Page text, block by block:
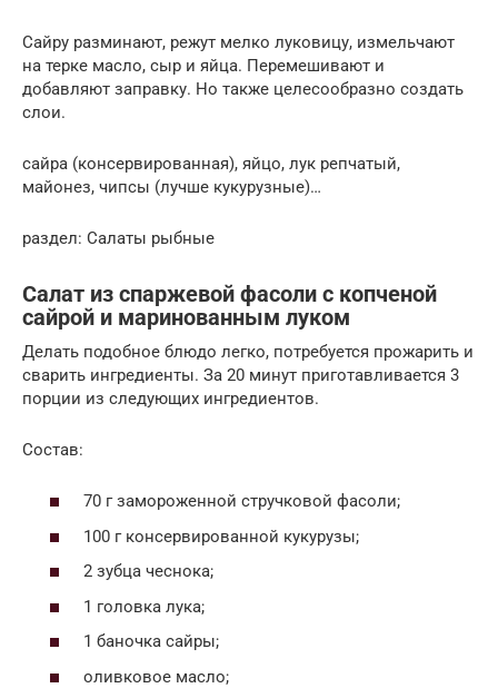
Сайру разминают, режут мелко луковицу, измельчают
на терке масло, сыр и яйца. Перемешивают и
добавляют заправку. Но также целесообразно создать
слои.
сайра (консервированная), яйцо, лук репчатый,
майонез, чипсы (лучше кукурузные)…
раздел: Салаты рыбные
Салат из спаржевой фасоли с копченой
сайрой и маринованным луком
Делать подобное блюдо легко, потребуется прожарить и
сварить ингредиенты. За 20 минут приготавливается 3
порции из следующих ингредиентов.
Состав:
70 г замороженной стручковой фасоли;
100 г консервированной кукурузы;
2 зубца чеснока;
1 головка лука;
1 баночка сайры;
оливковое масло;